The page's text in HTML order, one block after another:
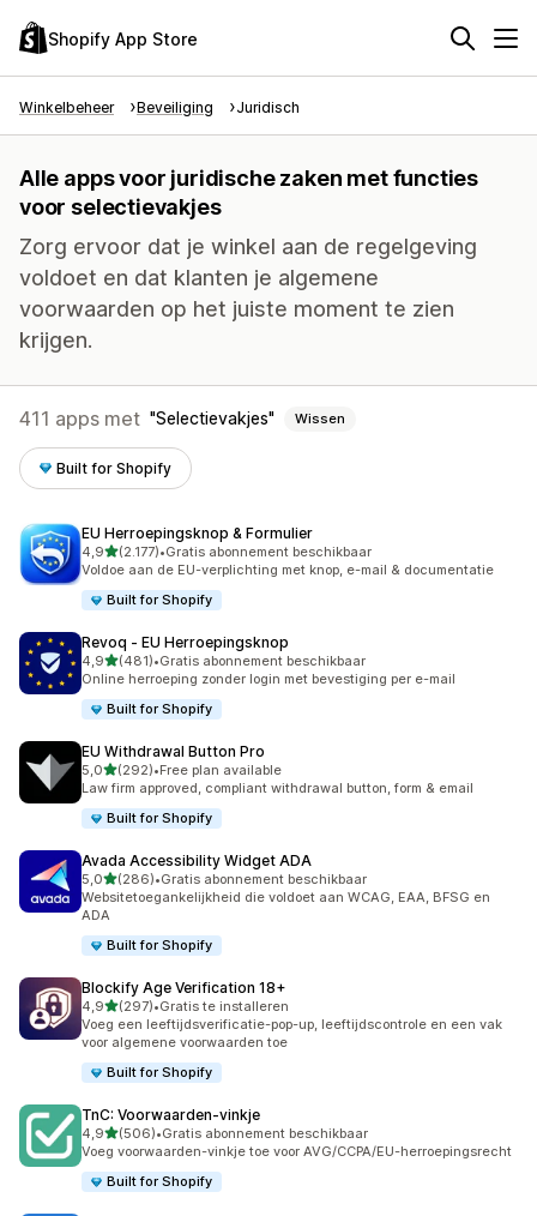
Shopify App Store
Winkelbeheer Beveiliging Juridisch
Alle apps voor juridische zaken met functies
voor selectievakjes
Zorg ervoor dat je winkel aan de regelgeving
voldoet en dat klanten je algemene
voorwaarden op het juiste moment te zien
krijgen.
411 apps met Selectievakjes Wissen
Built for Shopify
EU Herroepingsknop & Formulier
4,9van 5 sterren
(2.177)
2177 recensies in totaal
•Gratis abonnement beschikbaar
Voldoe aan de EU-verplichting met knop, e-mail & documentatie
Built for Shopify
Revoq ‑ EU Herroepingsknop
4,9van 5 sterren
(481)
481 recensies in totaal
•Gratis abonnement beschikbaar
Online herroeping zonder login met bevestiging per e-mail
Built for Shopify
EU Withdrawal Button Pro
5,0van 5 sterren
(292)
292 recensies in totaal
•Free plan available
Law firm approved, compliant withdrawal button, form & email
Built for Shopify
Avada Accessibility Widget ADA
5,0van 5 sterren
(286)
286 recensies in totaal
•Gratis abonnement beschikbaar
Websitetoegankelijkheid die voldoet aan WCAG, EAA, BFSG en
ADA
Built for Shopify
Blockify Age Verification 18+
4,9van 5 sterren
(297)
297 recensies in totaal
•Gratis te installeren
Voeg een leeftijdsverificatie-pop-up, leeftijdscontrole en een vak
voor algemene voorwaarden toe
Built for Shopify
TnC: Voorwaarden‑vinkje
4,9van 5 sterren
(506)
506 recensies in totaal
•Gratis abonnement beschikbaar
Voeg voorwaarden-vinkje toe voor AVG/CCPA/EU-herroepingsrecht
Built for Shopify